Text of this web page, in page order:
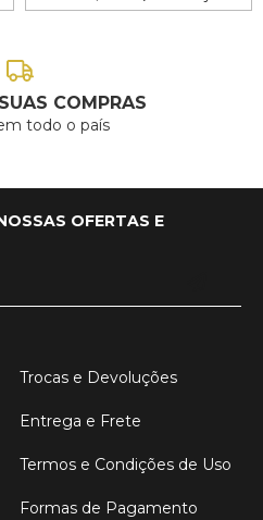
COMPRAS
todo o país
OFERTAS E
Trocas e Devoluções
Entrega e Frete
Termos e Condições de Uso
Formas de Pagamento